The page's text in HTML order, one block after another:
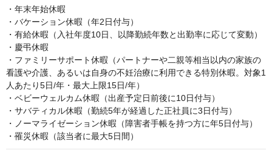
・年末年始休暇
・バケーション休暇（年2日付与）
・有給休暇（入社年度10日、以降勤続年数と出勤率に応じて変動）
・慶弔休暇
・ファミリーサポート休暇（パートナーや二親等相当以内の家族の
看護や介護、あるいは自身の不妊治療に利用できる特別休暇。対象1
人あたり5日/年・最大上限15日/年）
・ベビーウェルカム休暇（出産予定日前後に10日付与）
・サバティカル休暇（勤続5年が経過した正社員に3日付与）
・ノーマライゼーション休暇（障害者手帳を持つ方に年5日付与）
・罹災休暇（該当者に最大5日間）